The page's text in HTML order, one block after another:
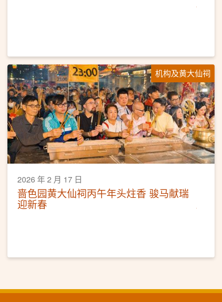
机构及黄大仙祠
2026 年 2 月 17 日
啬色园黄大仙祠丙午年头炷香 骏马献瑞
迎新春